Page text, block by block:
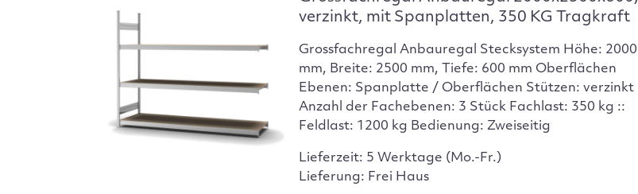
verzinkt, mit Spanplatten, 350 KG Tragkraft
Grossfachregal Anbauregal Stecksystem Höhe: 2000
mm, Breite: 2500 mm, Tiefe: 600 mm Oberflächen
Ebenen: Spanplatte / Oberflächen Stützen: verzinkt
Anzahl der Fachebenen: 3 Stück Fachlast: 350 kg ::
Feldlast: 1200 kg Bedienung: Zweiseitig
Lieferzeit: 5 Werktage (Mo.-Fr.)
Lieferung: Frei Haus